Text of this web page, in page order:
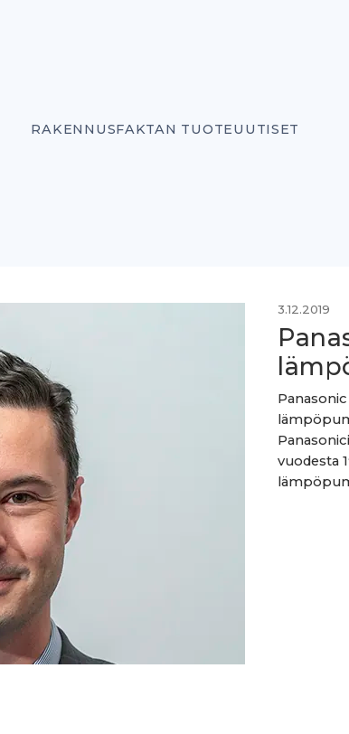
RAKENNUSFAKTAN TUOTEUUTISET
3.12.2019
vuodesta